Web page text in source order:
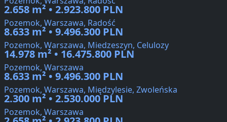
2.658 m² • 2.923.800 PLN
Pozemok, Warszawa, Radość
8.633 m² • 9.496.300 PLN
Pozemok, Warszawa, Miedzeszyn, Celulozy
14.978 m² • 16.475.800 PLN
Pozemok, Warszawa
8.633 m² • 9.496.300 PLN
Pozemok, Warszawa, Międzylesie, Zwoleńska
2.300 m² • 2.530.000 PLN
Pozemok, Warszawa